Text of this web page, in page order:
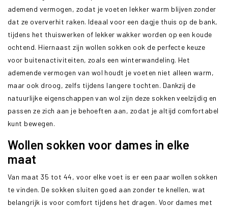
ademend vermogen, zodat je voeten lekker warm blijven zonder
dat ze oververhit raken. Ideaal voor een dagje thuis op de bank,
tijdens het thuiswerken of lekker wakker worden op een koude
ochtend. Hiernaast zijn wollen sokken ook de perfecte keuze
voor buitenactiviteiten, zoals een winterwandeling. Het
ademende vermogen van wol houdt je voeten niet alleen warm,
maar ook droog, zelfs tijdens langere tochten. Dankzij de
natuurlijke eigenschappen van wol zijn deze sokken veelzijdig en
passen ze zich aan je behoeften aan, zodat je altijd comfortabel
kunt bewegen.
Wollen sokken voor dames in elke
maat
Van maat 35 tot 44, voor elke voet is er een paar wollen sokken
te vinden. De sokken sluiten goed aan zonder te knellen, wat
belangrijk is voor comfort tijdens het dragen. Voor dames met